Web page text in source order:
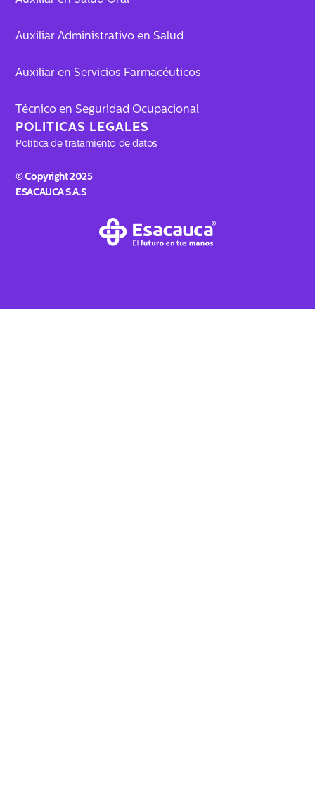
POLITICAS LEGALES
Política de tratamiento de datos
© Copyright 2025
ESACAUCA S.A.S
Auxiliar Administrativo en Salud
Auxiliar en Servicios Farmacéuticos
Técnico en Seguridad Ocupacional